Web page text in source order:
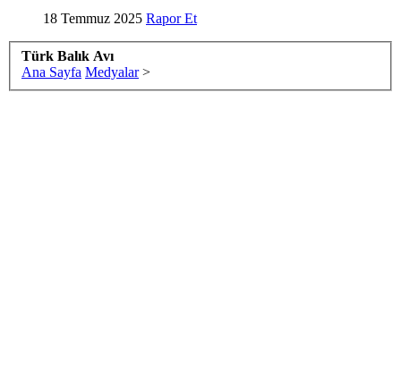
18 Temmuz 2025 Rapor Et
Türk Balık Avı
Ana Sayfa Medyalar >